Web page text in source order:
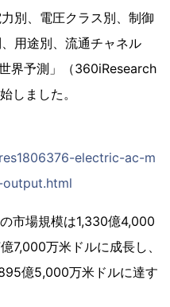
別、電圧クラス別、制御
用途別、流通チャネル
界予測」（360iResearch
しました。
electric-ac-m
市場規模は1,330億4,000
7,000万米ドルに成長し、
億5,000万米ドルに達す